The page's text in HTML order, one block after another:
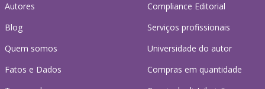
Autores
Blog
Quem somos
Fatos e Dados
Compliance Editorial
Serviços profissionais
Universidade do autor
Compras em quantidade